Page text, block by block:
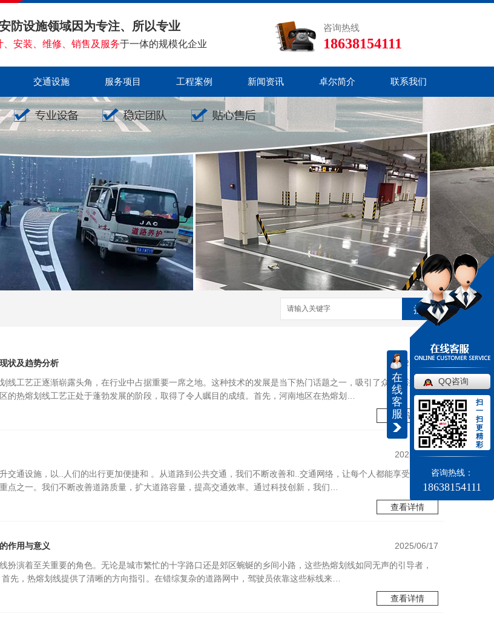
防设施领域因为专注、所以专业
、安装、维修、销售及服务于一体的规模化企业
咨询热线
18638154111
交通设施 服务项目 工程案例 新闻资讯 卓尔简介 联系我们
搜索
2025/07/12
状及趋势分析
线工艺正逐渐崭露头角，在行业中占据重要一席之地。这种技术的发展是当下热门话题之一，吸引了众多关注者的
的热熔划线工艺正处于蓬勃发展的阶段，取得了令人瞩目的成绩。首先，河南地区在热熔划…
查看详情
2025/06/23
交通设施，以..人们的出行更加便捷和 。从道路到公共交通，我们不断改善和..交通网络，让每个人都能享受到便
点之一。我们不断改善道路质量，扩大道路容量，提高交通效率。通过科技创新，我们…
查看详情
2025/06/17
作用与意义
扮演着至关重要的角色。无论是城市繁忙的十字路口还是郊区蜿蜒的乡间小路，这些热熔划线如同无声的引导者，
先，热熔划线提供了清晰的方向指引。在错综复杂的道路网中，驾驶员依靠这些标线来…
查看详情
在
线
客
服
QQ咨询
扫
一
扫
更
精
彩
咨询热线：
18638154111